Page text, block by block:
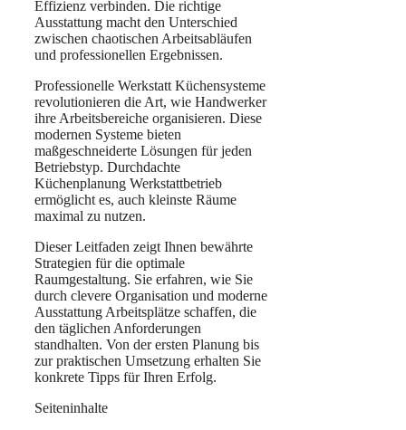
Effizienz verbinden. Die richtige
Ausstattung macht den Unterschied
zwischen chaotischen Arbeitsabläufen
und professionellen Ergebnissen.
Professionelle Werkstatt Küchensysteme
revolutionieren die Art, wie Handwerker
ihre Arbeitsbereiche organisieren. Diese
modernen Systeme bieten
maßgeschneiderte Lösungen für jeden
Betriebstyp. Durchdachte
Küchenplanung Werkstattbetrieb
ermöglicht es, auch kleinste Räume
maximal zu nutzen.
Dieser Leitfaden zeigt Ihnen bewährte
Strategien für die optimale
Raumgestaltung. Sie erfahren, wie Sie
durch clevere Organisation und moderne
Ausstattung Arbeitsplätze schaffen, die
den täglichen Anforderungen
standhalten. Von der ersten Planung bis
zur praktischen Umsetzung erhalten Sie
konkrete Tipps für Ihren Erfolg.
Seiteninhalte